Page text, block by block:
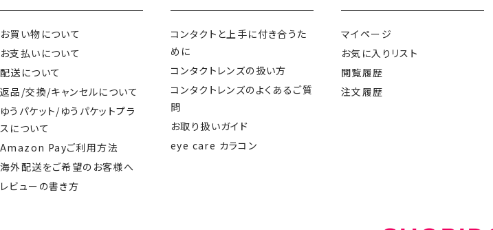
お買い物について
お支払いについて
配送について
返品/交換/キャンセルについて
ゆうパケット/ゆうパケットプラ
スについて
Amazon Payご利用方法
海外配送をご希望のお客様へ
レビューの書き方
コンタクトと上手に付き合うた
めに
コンタクトレンズの扱い方
コンタクトレンズのよくあるご質
問
お取り扱いガイド
eye care カラコン
マイページ
お気に入りリスト
閲覧履歴
注文履歴